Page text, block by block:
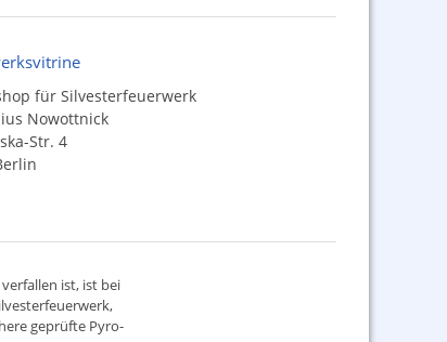
für Silvesterfeuerwerk
Nowottnick
Str. 4
ist, ist bei
,
geprüfte Pyro-